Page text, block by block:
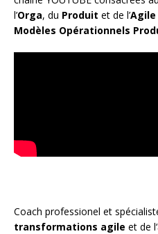
l’Orga, du Produit et de l’Agile
Modèles Opérationnels
Coach professionel et
transformations agile et de l